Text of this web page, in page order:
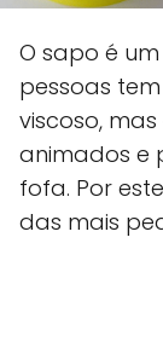
O sapo é
pessoas
viscoso,
animados e
fofa. Por
das mais